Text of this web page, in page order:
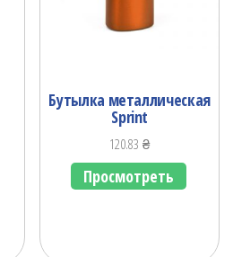
Бутылка металлическая
Sprint
120.83₴
Просмотреть